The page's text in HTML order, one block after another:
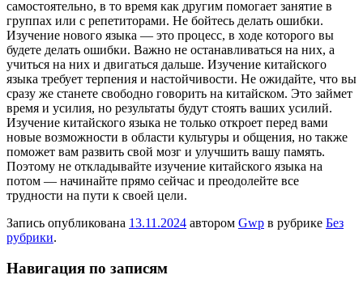
самостоятельно, в то время как другим помогает занятие в
группах или с репетиторами. Не бойтесь делать ошибки.
Изучение нового языка — это процесс, в ходе которого вы
будете делать ошибки. Важно не останавливаться на них, а
учиться на них и двигаться дальше. Изучение китайского
языка требует терпения и настойчивости. Не ожидайте, что вы
сразу же станете свободно говорить на китайском. Это займет
время и усилия, но результаты будут стоять ваших усилий.
Изучение китайского языка не только откроет перед вами
новые возможности в области культуры и общения, но также
поможет вам развить свой мозг и улучшить вашу память.
Поэтому не откладывайте изучение китайского языка на
потом — начинайте прямо сейчас и преодолейте все
трудности на пути к своей цели.
Запись опубликована 13.11.2024 автором Gwp в рубрике Без
рубрики.
Навигация по записям